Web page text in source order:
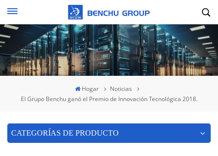
Hogar
Noticias
El Grupo Benchu ganó el Premio de Innovación Tecnológica 2018.
CATEGORÍAS DE PRODUCTO